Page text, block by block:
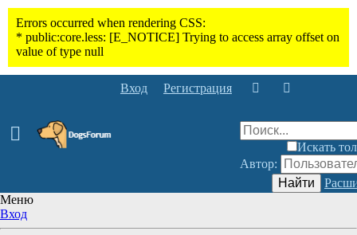
Вход Регистрация
Искать
Автор:
Найти
Меню
Вход